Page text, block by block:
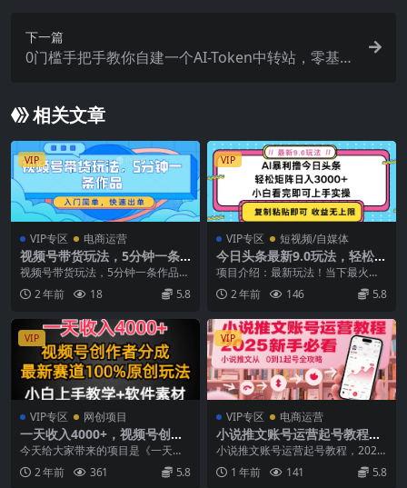
下一篇
0门槛手把手教你自建一个AI-Token中转站，零基
相关文章
VIP
VIP专区 电商运营
视频号带货玩法，5分钟一条
作品，入门简单，快速出单
【揭秘】
视频号带货玩法，5分钟一条作品，
入门简单，快速出单【揭秘】 介
绍： 在视频号上一...
2 年前 18 5.8
VIP
VIP专区 短视频/自媒体
今日头条最新9.0玩法，轻松矩
阵日入2000+
项目介绍：最新玩法！当下最火！
简单零成本！0粉丝照样有收益，复
制粘贴即可，不需要...
2 年前 146 5.8
VIP
VIP专区 网创项目
一天收入4000+，视频号创作
者分成，最新赛道100%原创
玩法，小白也可以轻…
今天给大家带来的项目是《一天收
入4000+，视频号创作者分成最新
赛道100%原创...
2 年前 361 5.8
VIP
VIP专区 电商运营
小说推文账号运营起号教程，
2025新手必看，小说推文从0
到1起号全攻略
小说推文账号运营起号教程，2025
新手必看，小说推文从0到1起号全
攻略 在短视频...
1 年前 141 5.8